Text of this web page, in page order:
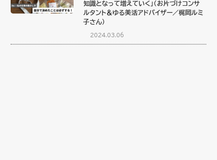
知識となって増えていく」（お片づけコンサ
ルタント＆ゆる美活アドバイザー／梶岡ルミ
子さん）
2024.03.06